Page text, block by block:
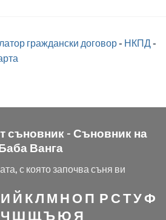
граждански договор- НКПД-
съновник - Съновник на
Ванга
с която започва съня ви
И Й КЛ М Н О П Р СТУФ
Ч Ш ЩЪЮ Я